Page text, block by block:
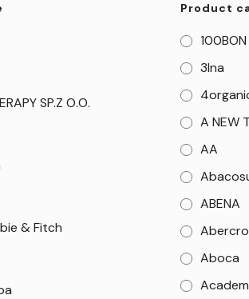
SP.Z O.O.
& Fitch
Product
100BON
3Ina
A NEW
AA
ABENA
Aboca